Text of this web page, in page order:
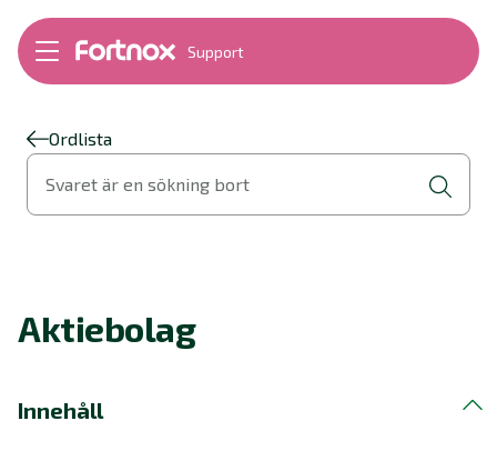
Support
Bokföring
Fakturering
Byt till Fortnox
Felsökning
Support Play
Ordlista
Svaret är en sökning bort
Aktiebolag
Innehåll